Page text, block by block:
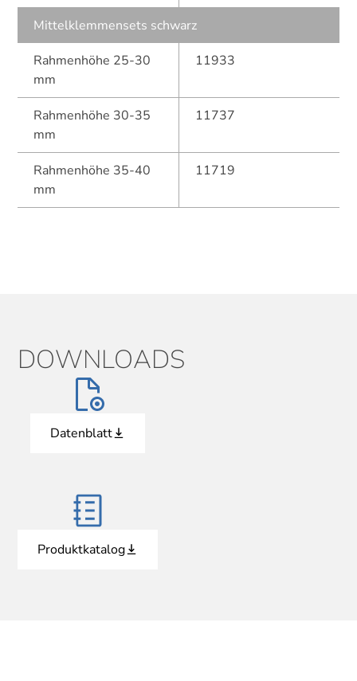
Mittelklemmensets schwarz
Rahmenhöhe 25-30
mm
11933
Rahmenhöhe 30-35
mm
11737
Rahmenhöhe 35-40
mm
11719
DOWNLOADS
Datenblatt
Produktkatalog